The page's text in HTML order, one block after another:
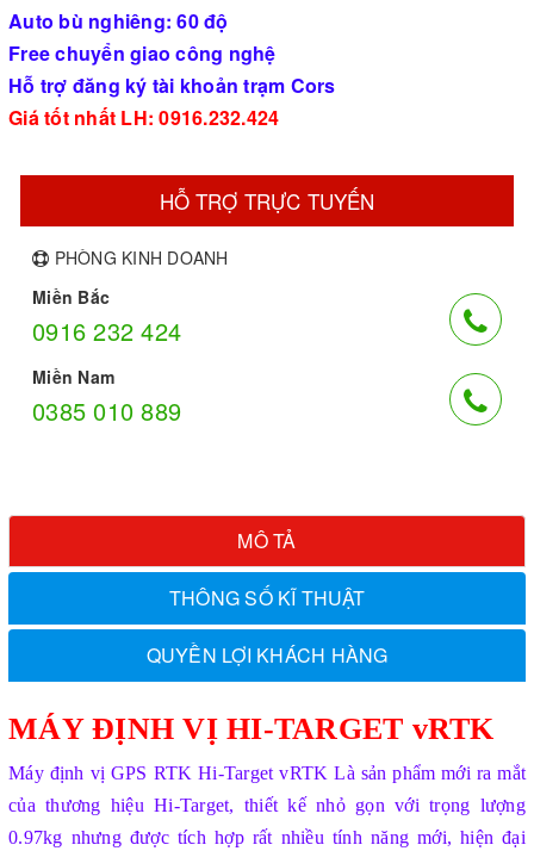
Auto bù nghiêng: 60 độ
Free chuyển giao công nghệ
Hỗ trợ đăng ký tài khoản trạm Cors
Giá tốt nhất LH: 0916.232.424
HỖ TRỢ TRỰC TUYẾN
PHÒNG KINH DOANH
Miền Bắc
0916 232 424
Miền Nam
0385 010 889
MÔ TẢ
THÔNG SỐ KĨ THUẬT
QUYỀN LỢI KHÁCH HÀNG
MÁY ĐỊNH VỊ HI-TARGET vRTK
Máy định vị GPS RTK Hi-Target vRTK Là sản phẩm mới ra mắt
của thương hiệu Hi-Target, thiết kế nhỏ gọn với trọng lượng
0.97kg nhưng được tích hợp rất nhiều tính năng mới, hiện đại